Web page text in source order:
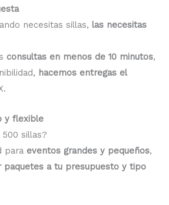
necesitas sillas, las necesitas
consultas en menos de 10 minutos,
hacemos entregas el
y flexible
500 sillas?
para eventos grandes y pequeños,
paquetes a tu presupuesto y tipo